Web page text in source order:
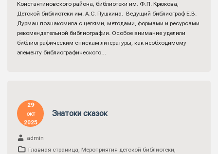
Константиновского района, библиотеки им. Ф.П. Крюкова,
Детской библиотеки им. А.С. Пушкина. Ведущий библиограф Е.В.
Дурман познакомила с целями, методами, формами и ресурсами
рекомендательной библиографии. Особое внимание уделили
библиографическим спискам литературы, как необходимому
элементу библиографического…
29
окт
2025
Знатоки сказок
admin
Главная страница, Мероприятия детской библиотеки,